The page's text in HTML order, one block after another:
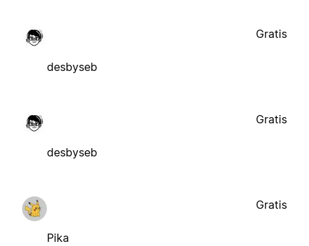
desbyseb
Gratis
desbyseb
Gratis
Pika
Gratis